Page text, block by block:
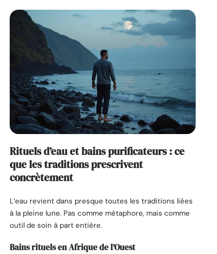
Rituels d’eau et bains purificateurs : ce
que les traditions prescrivent
concrètement
L’eau revient dans presque toutes les traditions liées
à la pleine lune. Pas comme métaphore, mais comme
outil de soin à part entière.
Bains rituels en Afrique de l’Ouest